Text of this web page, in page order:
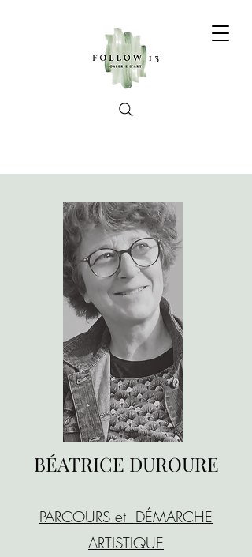
BÉATRICE DUROURE
PARCOURS et DÉMARCHE
ARTISTIQUE